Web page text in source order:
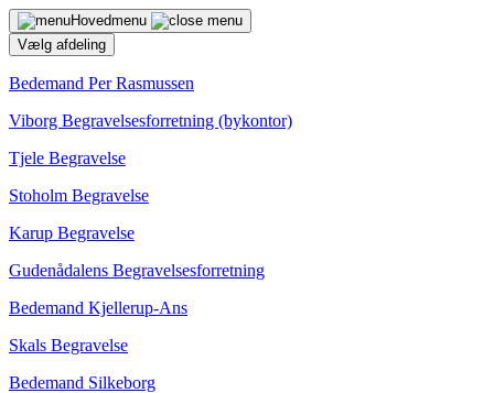
Hovedmenu
Vælg afdeling
Bedemand Per Rasmussen
Viborg Begravelsesforretning (bykontor)
Tjele Begravelse
Stoholm Begravelse
Karup Begravelse
Gudenådalens Begravelsesforretning
Bedemand Kjellerup-Ans
Skals Begravelse
Bedemand Silkeborg